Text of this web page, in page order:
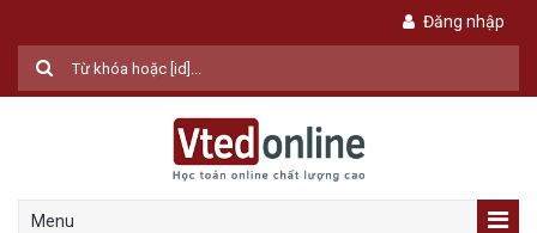
Đăng nhập
Menu